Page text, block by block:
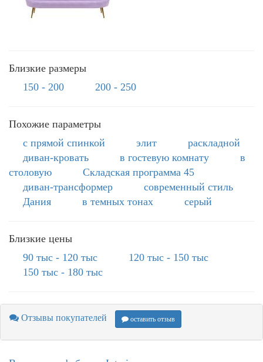
Близкие размеры
150 - 200
200 - 250
Похожие параметры
с прямой спинкой
элит
раскладной
диван-кровать
в гостевую комнату
в
столовую
Складская программа 45
диван-трансформер
современный стиль
Дания
в темных тонах серый
Близкие цены
90 тыс - 120 тыс
120 тыс - 150 тыс
150 тыс - 180 тыс
Отзывы покупателей оставить отзыв